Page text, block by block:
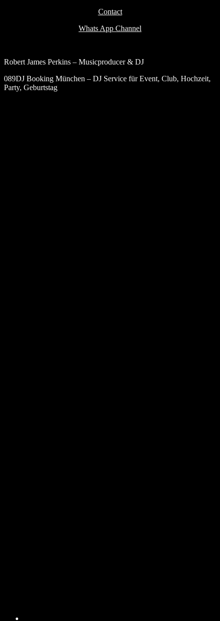
Contact
Whats App Channel
Robert James Perkins – Musicproducer & DJ
089DJ Booking München – DJ Service für Event, Club, Hochzeit,
Party, Geburtstag